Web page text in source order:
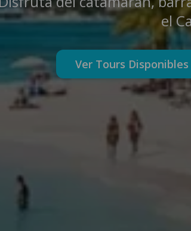
el
Ver Tours Disponibles